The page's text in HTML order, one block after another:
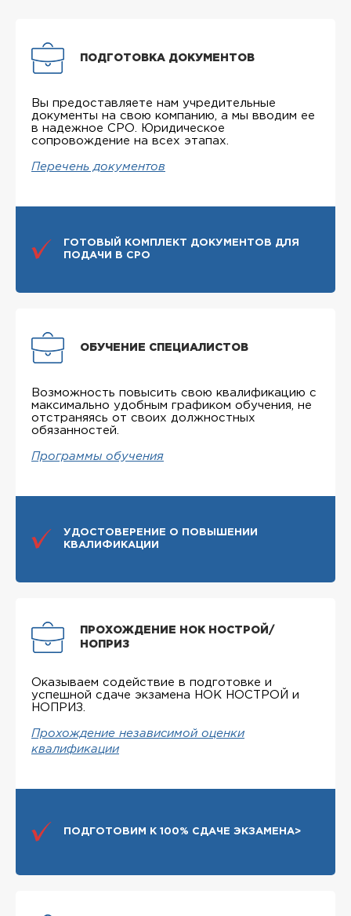
ПОДГОТОВКА ДОКУМЕНТОВ
Вы предоставляете нам учредительные
документы на свою компанию, а мы вводим ее
в надежное СРО. Юридическое
сопровождение на всех этапах.
Перечень документов
ГОТОВЫЙ КОМПЛЕКТ ДОКУМЕНТОВ ДЛЯ
ПОДАЧИ В СРО
ОБУЧЕНИЕ СПЕЦИАЛИСТОВ
Возможность повысить свою квалификацию с
максимально удобным графиком обучения, не
отстраняясь от своих должностных
обязанностей.
Программы обучения
УДОСТОВЕРЕНИЕ О ПОВЫШЕНИИ
КВАЛИФИКАЦИИ
ПРОХОЖДЕНИЕ НОК НОСТРОЙ/
НОПРИЗ
Оказываем содействие в подготовке и
успешной сдаче экзамена НОК НОСТРОЙ и
НОПРИЗ.
Прохождение независимой оценки
квалификации
ПОДГОТОВИМ К 100% СДАЧЕ ЭКЗАМЕНА>